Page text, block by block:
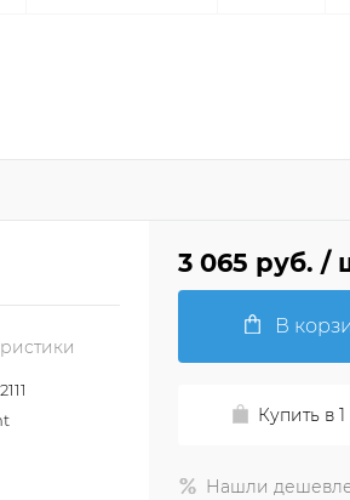
3 065 руб. /
В
Купить в
Нашли